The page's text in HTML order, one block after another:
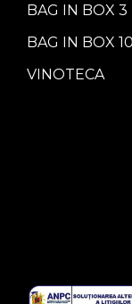
BAG IN BOX 3
BAG IN BOX
VINOTECA